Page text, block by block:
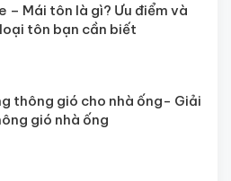
– Mái tôn là gì? Ưu điểm và
tôn bạn cần biết
thông gió cho nhà ống- Giải
gió nhà ống